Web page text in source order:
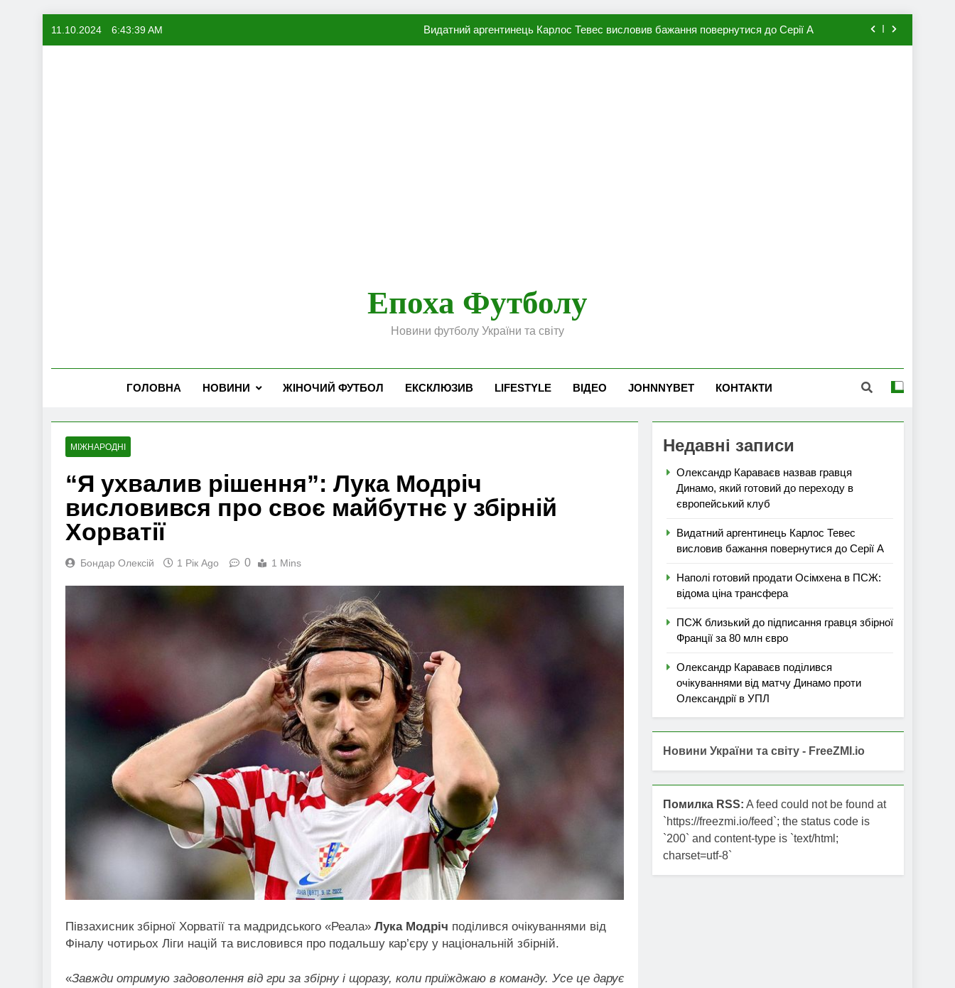
11.10.2024 6:43:40 AM Видатний аргентинець Карлос Тевес висловив бажання повернутися до Серії А
Епоха Футболу
Новини футболу України та світу
ГОЛОВНА НОВИНИ ЖІНОЧИЙ ФУТБОЛ ЕКСКЛЮЗИВ LIFESTYLE ВІДЕО JOHNNYBET КОНТАКТИ
МІЖНАРОДНІ
“Я ухвалив рішення”: Лука Модріч
висловився про своє майбутнє у збірній
Хорватії
Бондар Олексій 1 Рік Ago 0 1 Mins
Півзахисник збірної Хорватії та мадридського «Реала» Лука Модріч поділився очікуваннями від
Фіналу чотирьох Ліги націй та висловився про подальшу кар’єру у національній збірній.
«Завжди отримую задоволення від гри за збірну і щоразу, коли приїжджаю в команду. Усе це дарує
Недавні записи
Олександр Караваєв назвав гравця
Динамо, який готовий до переходу в
європейський клуб
Видатний аргентинець Карлос Тевес
висловив бажання повернутися до Серії А
Наполі готовий продати Осімхена в ПСЖ:
відома ціна трансфера
ПСЖ близький до підписання гравця збірної
Франції за 80 млн євро
Олександр Караваєв поділився
очікуваннями від матчу Динамо проти
Олександрії в УПЛ
Новини України та світу - FreeZMI.io
Помилка RSS: A feed could not be found at
`https://freezmi.io/feed`; the status code is
`200` and content-type is `text/html;
charset=utf-8`